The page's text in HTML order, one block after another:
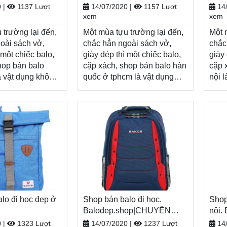
nhận hàng
toán tiền khi nhận hàng.
Xem thêm
trả
ĐẸP
|
1137 Lượt
trường lại đến,
sách vở,
chiếc balo,
bán balo
vật dụng không
năm học mới
Nhân dịp năm
tri ân
những
ưu đãi, khuyến
hấp dẫn và đa
shop
hiệu, Balo-Túi
toàn quốc,
hàng, thanh
nhận hàng
Balodep.shop|CHUYÊN
BALO-TÚI XÁCH–VALI ĐẸP
14/07/2020 |
1157 Lượt
xem
Một mùa tựu trường lại đến,
chắc hẳn ngoài sách vở,
giày dép thì một chiếc balo,
cặp xách, shop bán balo hàn
quốc ở tphcm là vật dụng
năng lượng cho một năm
học mới đầy tươi sáng.
Nhân dịp năm học
mới, Balodep.shop tri ân
khách hàng với những
chương trình ưu đãi, khuyến
mãi vô cùng hấp dẫn và đa
dạng sản phẩm.
Balodep.shop|Chuyên shop
bán balo hàn quốc ở
tphcm, Balo-Túi xách. Giao
hàng toàn quốc, Miễn phí đổi
xem
Một
giày
cặp
nội
cho
mãi
toán
đi học đẹp ở
|
1323 Lượt
Shop bán balo đi học.
Balodep.shop|CHUYÊN
BALO-TÚI XÁCH–VALI ĐẸP
14/07/2020 |
1237 Lượt
nội.